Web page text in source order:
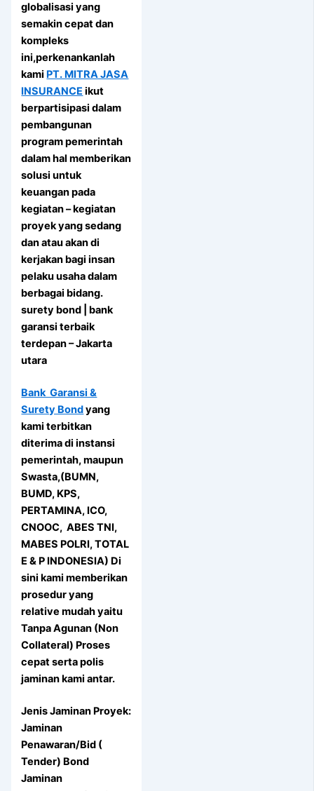
globalisasi yang
semakin cepat dan
kompleks
ini,perkenankanlah
kami PT. MITRA JASA
INSURANCE ikut
berpartisipasi dalam
pembangunan
program pemerintah
dalam hal memberikan
solusi untuk
keuangan pada
kegiatan – kegiatan
proyek yang sedang
dan atau akan di
kerjakan bagi insan
pelaku usaha dalam
berbagai bidang.
surety bond | bank
garansi terbaik
terdepan – Jakarta
utara
Bank Garansi &
Surety Bondyang
kami terbitkan
diterima di instansi
pemerintah, maupun
Swasta,(BUMN,
BUMD, KPS,
PERTAMINA, ICO,
CNOOC, ABES TNI,
MABES POLRI, TOTAL
E & P INDONESIA) Di
sini kami memberikan
prosedur yang
relative mudah yaitu
Tanpa Agunan (Non
Collateral) Proses
cepat serta polis
jaminan kami antar.
Jenis Jaminan Proyek:
Jaminan
Penawaran/Bid (
Tender) Bond
Jaminan